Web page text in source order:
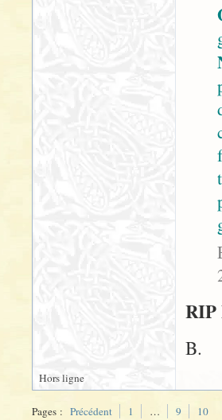
RIP
B.
Hors ligne
Pages : Précédent 1 … 9 10